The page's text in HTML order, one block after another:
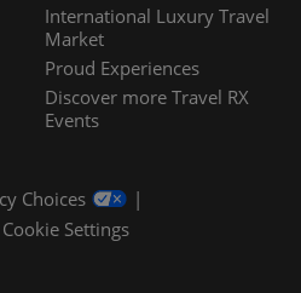
International Luxury Travel
Market
Proud Experiences
Discover more Travel RX
Events
Choices
Cookie Settings